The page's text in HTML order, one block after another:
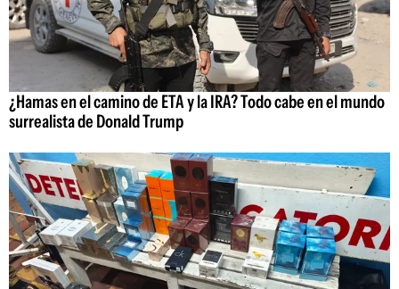
¿Hamas en el camino de ETA y la IRA? Todo cabe en el mundo
surrealista de Donald Trump